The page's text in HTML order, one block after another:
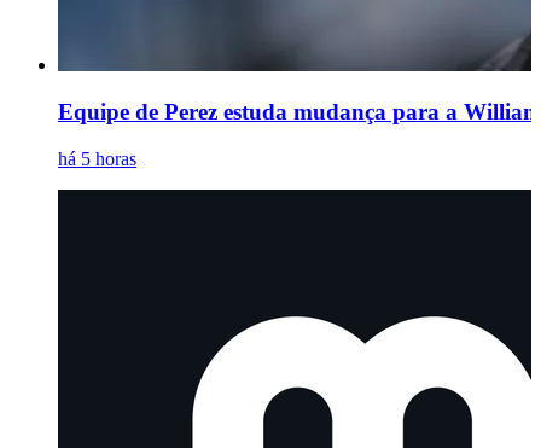
Equipe de Perez estuda mudança para a
há 5 horas